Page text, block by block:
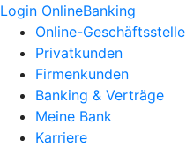
Login OnlineBanking
Online-Geschäftsstelle
Privatkunden
Firmenkunden
Banking & Verträge
Meine Bank
Karriere